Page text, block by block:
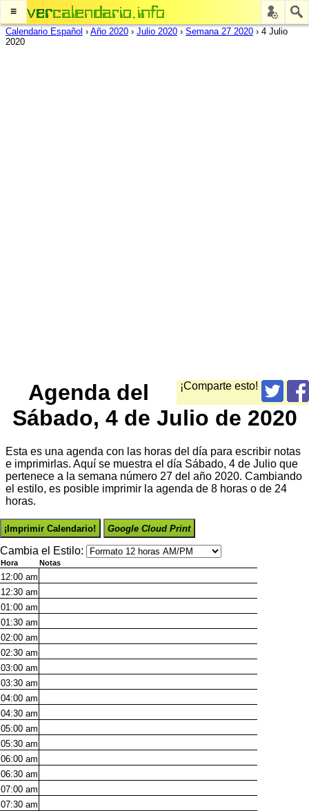
≡
Calendario Español › Año 2020 › Julio 2020 › Semana 27 2020 › 4 Julio
2020
¡Comparte esto!
Agenda del
Sábado, 4 de Julio de 2020
Esta es una agenda con las horas del día para escribir notas
e imprimirlas. Aquí se muestra el día Sábado, 4 de Julio que
pertenece a la semana número 27 del año 2020. Cambiando
el estilo, es posible imprimir la agenda de 8 horas o de 24
horas.
¡Imprimir Calendario! Google Cloud Print
Cambia el Estilo:
Hora Notas
12:00 am
12:30 am
01:00 am
01:30 am
02:00 am
02:30 am
03:00 am
03:30 am
04:00 am
04:30 am
05:00 am
05:30 am
06:00 am
06:30 am
07:00 am
07:30 am